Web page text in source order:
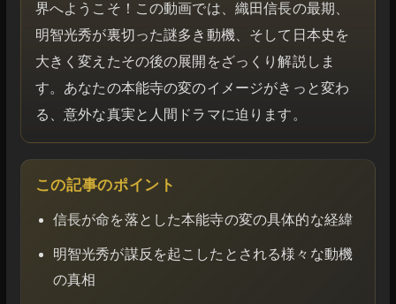
界へようこそ！この動画では、織田信長の最期、
明智光秀が裏切った謎多き動機、そして日本史を
大きく変えたその後の展開をざっくり解説しま
す。あなたの本能寺の変のイメージがきっと変わ
る、意外な真実と人間ドラマに迫ります。
この記事のポイント
信長が命を落とした本能寺の変の具体的な経緯
明智光秀が謀反を起こしたとされる様々な動機
の真相